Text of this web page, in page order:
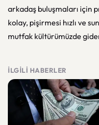
arkadaş buluşmaları için
kolay, pişirmesi hızlı ve
mutfak kültürümüzde
İLGILI HABERLER